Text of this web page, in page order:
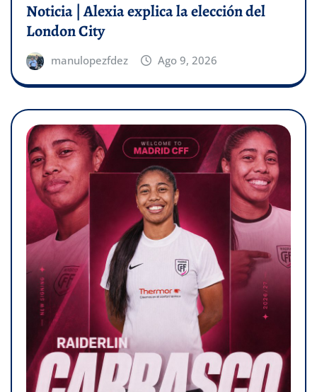
Noticia | Alexia explica la elección del
London City
manulopezfdez Ago 9, 2026